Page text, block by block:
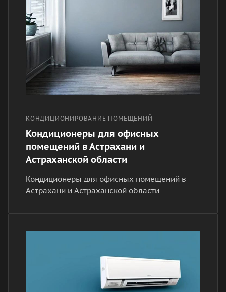
КОНДИЦИОНИРОВАНИЕ ПОМЕЩЕНИЙ
Кондиционеры для офисных
помещений в Астрахани и
Астраханской области
Кондиционеры для офисных помещений в
Астрахани и Астраханской области